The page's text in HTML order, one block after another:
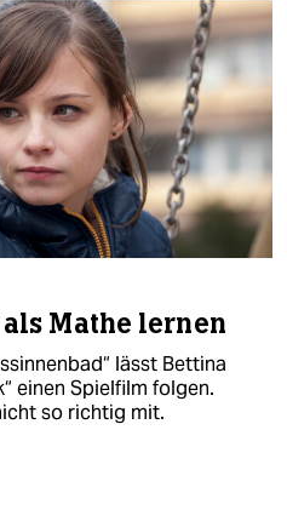
Mathe lernen
lässt Bettina
einen Spielfilm folgen.
so richtig mit.